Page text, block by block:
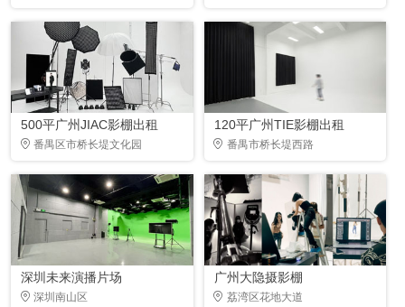
500平广州JIAC影棚出租
番禺区市桥长堤文化园
120平广州TIE影棚出租
番禺市桥长堤西路
深圳未来演播片场
深圳南山区
广州大隐摄影棚
荔湾区花地大道